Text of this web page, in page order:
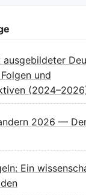
und
2026 —
Ein